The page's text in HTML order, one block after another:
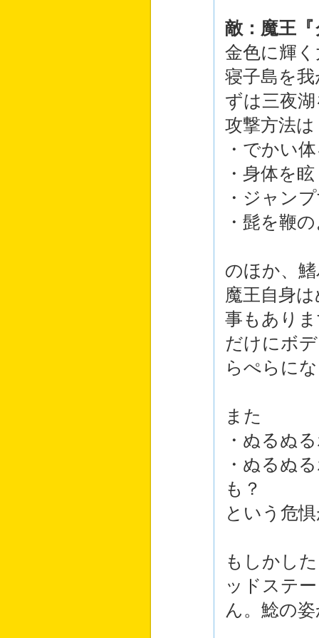
敵：魔王
金色に輝
寝子島を
ずは三夜
攻撃方法は
・でかい
・身体を
・ジャン
・髭を鞭
のほか、
魔王自身
事もあり
だけにボ
らぺらに
また
・ぬるぬ
・ぬるぬ
も？
という危
もしかし
ッドステ
ん。鯰の